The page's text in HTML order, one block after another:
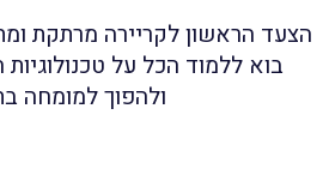
הצעד הראשון לקריירה מרתקת
בוא ללמוד הכל על
ולהפוך למומחה